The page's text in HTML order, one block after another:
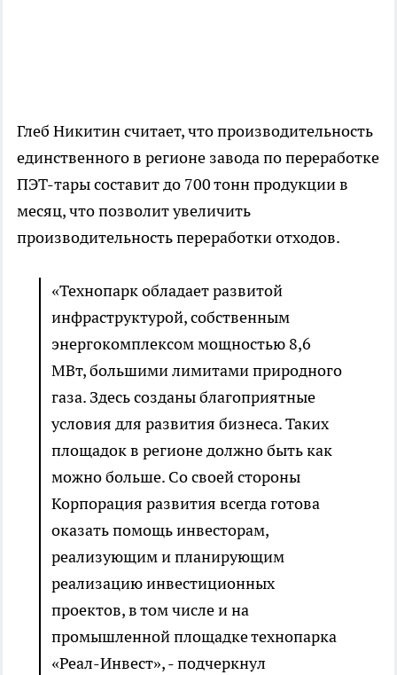
Глеб Никитин считает, что производительность
единственного в регионе завода по переработке
ПЭТ-тары составит до 700 тонн продукции в
месяц, что позволит увеличить
производительность переработки отходов.
«Технопарк обладает развитой
инфраструктурой, собственным
энергокомплексом мощностью 8,6
МВт, большими лимитами природного
газа. Здесь созданы благоприятные
условия для развития бизнеса. Таких
площадок в регионе должно быть как
можно больше. Со своей стороны
Корпорация развития всегда готова
оказать помощь инвесторам,
реализующим и планирующим
реализацию инвестиционных
проектов, в том числе и на
промышленной площадке технопарка
«Реал-Инвест», - подчеркнул